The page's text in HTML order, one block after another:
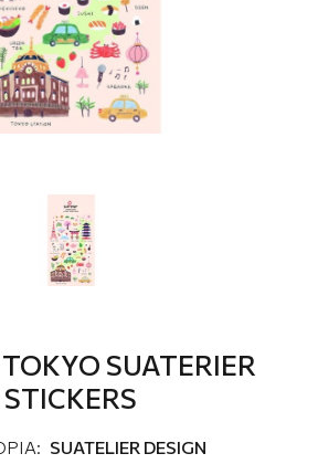
SUATERIER
STICKERS
SUATELIER DESIGN